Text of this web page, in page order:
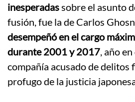
inesperadas sobre el asunto
fusión, fue la de Carlos Ghosn.
desempeñó en el cargo
durante 2001 y 2017 , año
compañía acusado de delitos
profugo de la justicia